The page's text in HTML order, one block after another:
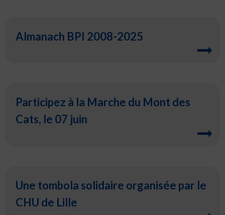
Almanach BPI 2008-2025
Participez à la Marche du Mont des
Cats, le 07 juin
Une tombola solidaire organisée par le
CHU de Lille